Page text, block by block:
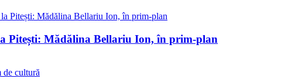
Pitești: Mădălina Bellariu Ion, în prim-plan